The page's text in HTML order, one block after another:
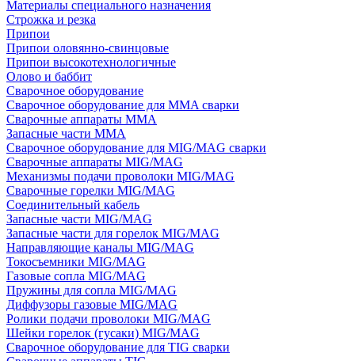
Материалы специального назначения
Строжка и резка
Припои
Припои оловянно-свинцовые
Припои высокотехнологичные
Олово и баббит
Сварочное оборудование
Сварочное оборудование для MMA сварки
Сварочные аппараты MMA
Запасные части MMA
Сварочное оборудование для MIG/MAG сварки
Сварочные аппараты MIG/MAG
Механизмы подачи проволоки MIG/MAG
Сварочные горелки MIG/MAG
Соединительный кабель
Запасные части MIG/MAG
Запасные части для горелок MIG/MAG
Направляющие каналы MIG/MAG
Токосъемники MIG/MAG
Газовые сопла MIG/MAG
Пружины для сопла MIG/MAG
Диффузоры газовые MIG/MAG
Ролики подачи проволоки MIG/MAG
Шейки горелок (гусаки) MIG/MAG
Сварочное оборудование для TIG сварки